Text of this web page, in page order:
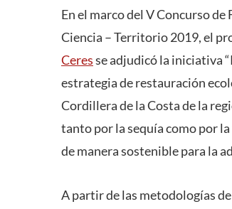
En el marco del V Concurso
Ciencia – Territorio 2019, el
Ceresse adjudicó la iniciativa
estrategia de restauración
Cordillera de la Costa de la
tanto por la sequía como por
de manera sostenible para la
A partir de las metodologías